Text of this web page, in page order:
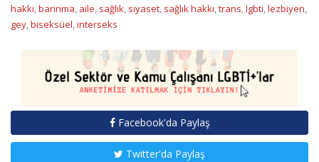
hakkı,barınma, aile, sağlık, siyaset, sağlık hakkı,trans,lgbti,lezbiyen,
gey,biseksüel,interseks
Facebook'da Paylaş
Twitter'da Paylaş